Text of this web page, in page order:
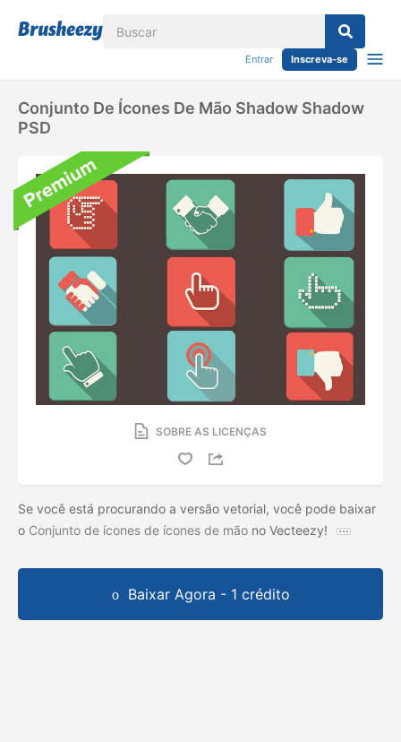
Entrar Inscreva-se
Conjunto De Ícones De Mão Shadow Shadow
PSD
SOBRE AS LICENÇAS
Se você está procurando a versão vetorial, você pode baixar
o Conjunto de ícones de ícones de mão no Vecteezy!
Baixar Agora - 1 crédito